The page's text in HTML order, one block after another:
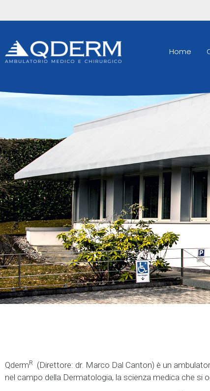
Home
QdermR
(Direttore: dr. Marco Dal Canton) è un
nel campo della Dermatologia, la scienza medica che si